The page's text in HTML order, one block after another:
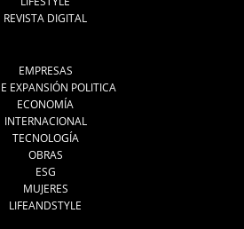
REVISTA DIGITAL
EMPRESAS
EXPANSIÓN POLITICA
ECONOMÍA
INTERNACIONAL
TECNOLOGÍA
OBRAS
ESG
MUJERES
LIFEANDSTYLE